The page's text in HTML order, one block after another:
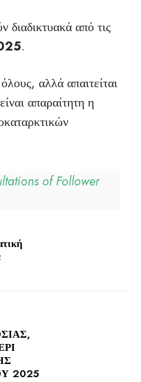
διαδικτυακά από τις
.
αλλά απαιτείται
απαραίτητη η
of Follower
2025